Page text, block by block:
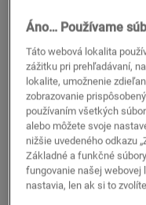
Kompatibilné s
Doživotná záruka pre
Vodoodolné
35,90EUR/m²
Odporúčaná maloobchodná
Nájdite
Chcete vidieť túto
Áno… Používame
Táto webová lokalita
zážitku pri prehľadávaní,
lokalite, umožnenie
zobrazovanie
používaním všetkých
alebo môžete svoje
nižšie uvedeného odkazu
Základné a funkčné
fungovanie našej webovej
nastavia, len ak si to